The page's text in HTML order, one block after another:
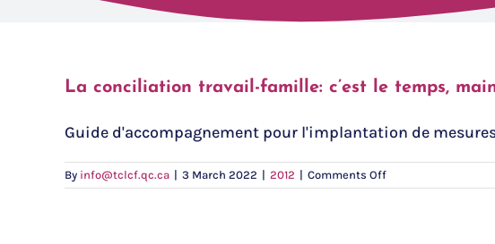
La conciliation travail-famille: c’est le temps,
Guide d'accompagnement pour l'implantation de
By info@tclcf.qc.ca | 3 March 2022 | 2012 | Comments Offon
La